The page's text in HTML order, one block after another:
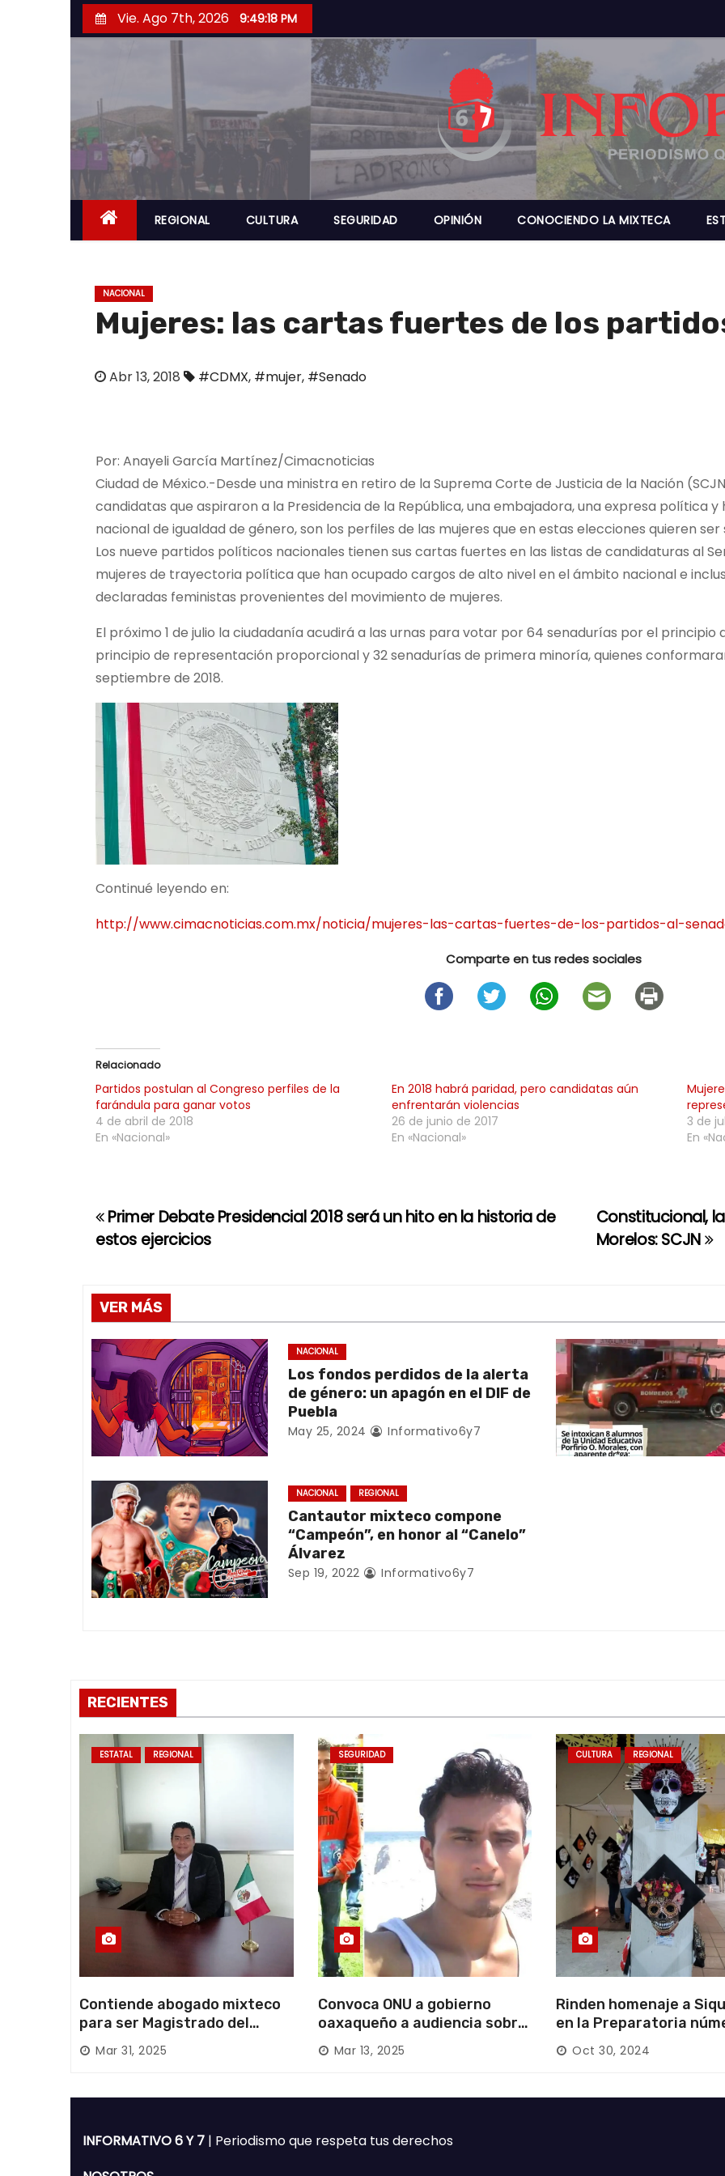
a
r
a
l
n
Vie. Ago 7th, 2026 9:49:19 PM
REGIONAL CULTURA SEGURIDAD OPINIÓN CONOCIENDO LA MIXTECA
NACIONAL
Mujeres: las cartas fuertes de los
Abr 13, 2018 #CDMX, #mujer, #Senado
Por: Anayeli García Martínez/Cimacnoticias
Ciudad de México.-Desde una ministra en retiro de la Suprema Corte de Justicia de la Nación
candidatas que aspiraron a la Presidencia de la República, una embajadora, una expresa política
nacional de igualdad de género, son los perfiles de las mujeres que en estas elecciones quieren ser
Los nueve partidos políticos nacionales tienen sus cartas fuertes en las listas de candidaturas al
mujeres de trayectoria política que han ocupado cargos de alto nivel en el ámbito nacional e
declaradas feministas provenientes del movimiento de mujeres.
El próximo 1 de julio la ciudadanía acudirá a las urnas para votar por 64 senadurías por el
principio de representación proporcional y 32 senadurías de primera minoría, quienes
septiembre de 2018.
Continué leyendo en:
http://www.cimacnoticias.com.mx/noticia/mujeres-las-cartas-fuertes-de-los-partidos-al-
Comparte en tus redes sociales
Relacionado
Partidos postulan al Congreso perfiles de la
farándula para ganar votos
4 de abril de 2018
En «Nacional»
En 2018 habrá paridad, pero candidatas aún
enfrentarán violencias
26 de junio de 2017
En «Nacional»
3 de
En
N
v
e
g
a
c
i
n
d
e
t
r
a
s
Constitucional,
Morelos: SCJN
Primer Debate Presidencial 2018 será un hito en la historia de
estos ejercicios
VER MÁS
NACIONAL
Los fondos perdidos de la alerta
de género: un apagón en el DIF de
Puebla
May 25, 2024 Informativo6y7
NACIONAL REGIONAL
Cantautor mixteco compone
“Campeón”, en honor al “Canelo”
Álvarez
Sep 19, 2022 Informativo6y7
RECIENTES
ESTATAL REGIONAL
Contiende abogado mixteco
para ser Magistrado del
Poder Judicial; es originario
de Huajuapan de León
Mar 31, 2025
SEGURIDAD
Convoca ONU a gobierno
oaxaqueño a audiencia sobre
desaparición forzada en la
Mixteca
Mar 13, 2025
CULTURA REGIONAL
Rinden homenaje a
en la Preparatoria
Oct 30, 2024
INFORMATIVO 6 Y 7 | Periodismo que respeta tus derechos